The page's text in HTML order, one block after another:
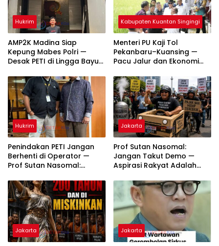
Hukrim
AMP2K Madina Siap
Kepung Mabes Polri —
Desak PETI di Lingga Bayu
Tuntas
Kabupaten Kuantan Singingi
Menteri PU Kaji Tol
Pekanbaru–Kuansing —
Pacu Jalur dan Ekonomi
Hukrim
Penindakan PETI Jangan
Berhenti di Operator —
Prof Sutan Nasomal:
hingga Pemodal
Jakarta
Prof Sutan Nasomal:
Jangan Takut Demo —
Aspirasi Rakyat Adalah
Jakarta Jakarta